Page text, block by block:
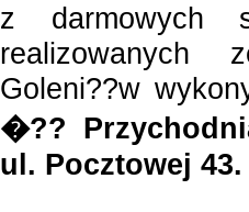
z darmowych
realizowanych
Goleni??w
�??
ul. Pocztowej 43.